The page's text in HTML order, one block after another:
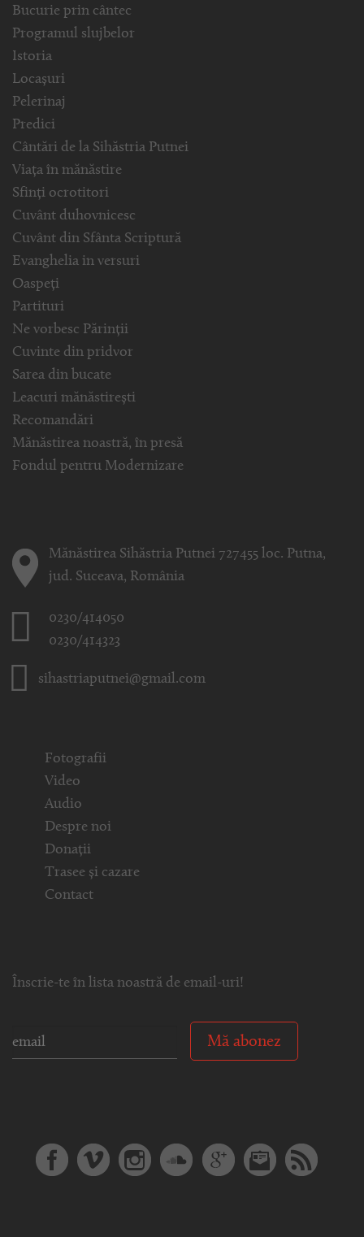
Bucurie prin cântec
Programul slujbelor
Istoria
Locașuri
Pelerinaj
Predici
Cântări de la Sihăstria Putnei
Viața în mănăstire
Sfinți ocrotitori
Cuvânt duhovnicesc
Cuvânt din Sfânta Scriptură
Evanghelia in versuri
Oaspeți
Partituri
Ne vorbesc Părinții
Cuvinte din pridvor
Sarea din bucate
Leacuri mănăstirești
Recomandări
Mănăstirea noastră, în presă
Fondul pentru Modernizare
Mănăstirea Sihăstria Putnei 727455 loc. Putna,
jud. Suceava, România
0230/414050
0230/414323
sihastriaputnei@gmail.com
Fotografii
Video
Audio
Despre noi
Donații
Trasee și cazare
Contact
Înscrie-te în lista noastră de email-uri!
Mă abonez